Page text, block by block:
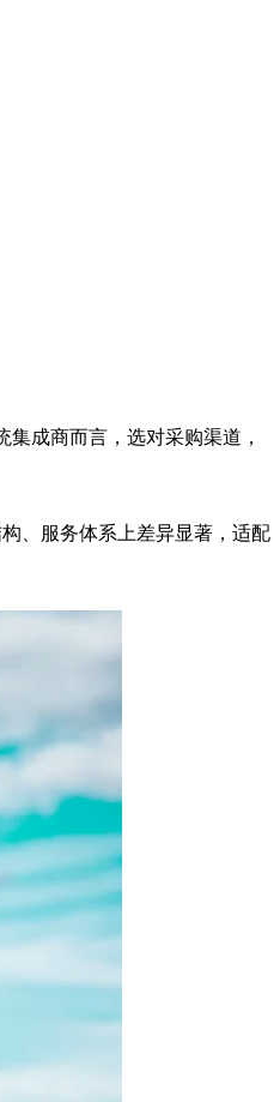
成商而言，选对采购渠道，
、服务体系上差异显著，适配